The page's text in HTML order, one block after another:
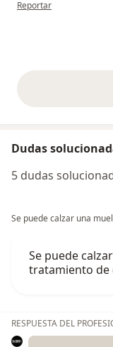
Reportar
Dudas
5 dudas
Se puede calzar una
Se puede
tratamiento de
RESPUESTA DEL